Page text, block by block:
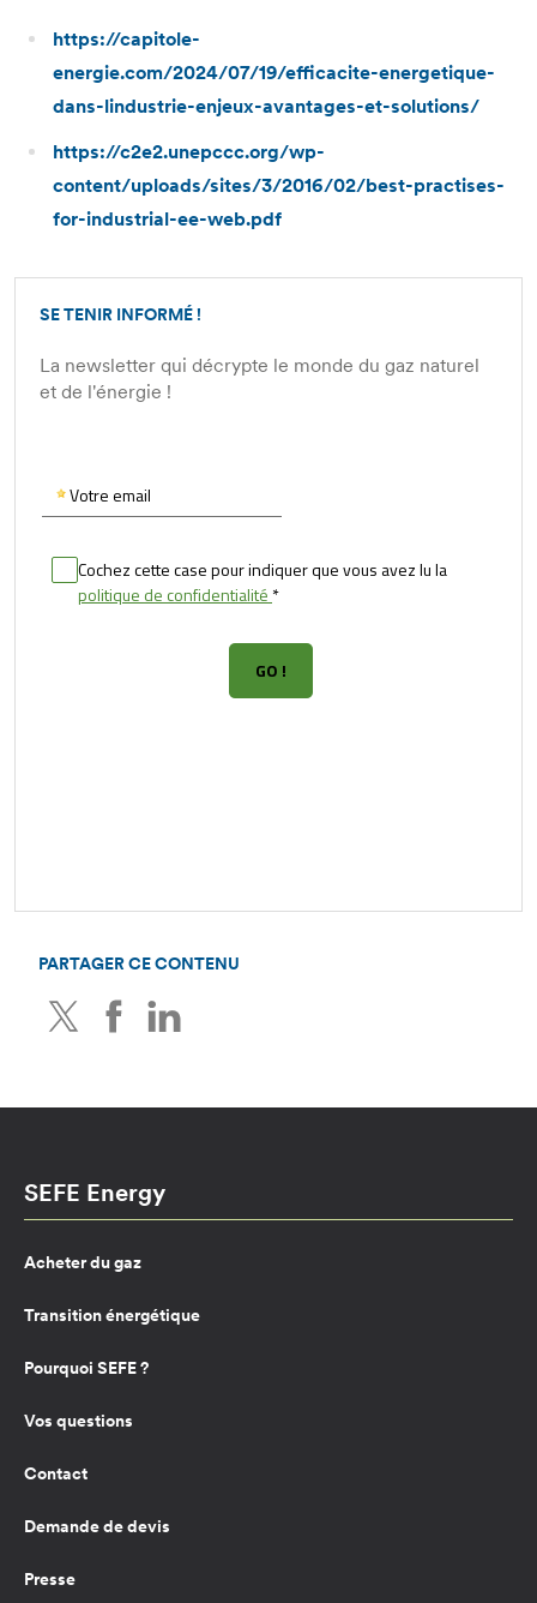
https://capitole-
energie.com/2024/07/19/efficacite-energetique-
dans-lindustrie-enjeux-avantages-et-solutions/
https://c2e2.unepccc.org/wp-
content/uploads/sites/3/2016/02/best-practises-
for-industrial-ee-web.pdf
SE TENIR INFORMÉ !
La newsletter qui décrypte le monde du gaz naturel
et de l'énergie !
PARTAGER CE CONTENU
TwitterFacebook
SEFE Energy
Acheter du gaz
Transition énergétique
Pourquoi SEFE ?
Vos questions
Contact
Demande de devis
Presse